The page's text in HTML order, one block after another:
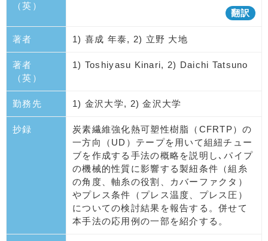
（英）
翻訳
著者 1) 喜成 年泰, 2) 立野 大地
著者
（英）
1) Toshiyasu Kinari, 2) Daichi Tatsuno
勤務先 1) 金沢大学, 2) 金沢大学
抄録
炭素繊維強化熱可塑性樹脂（CFRTP）の
一方向（UD）テープを用いて組紐チュー
ブを作成する手法の概略を説明し､パイプ
の機械的性質に影響する製紐条件（組糸
の角度、軸糸の役割、カバーファクタ）
やプレス条件（プレス温度、プレス圧）
についての検討結果を報告する。併せて
本手法の応用例の一部を紹介する。